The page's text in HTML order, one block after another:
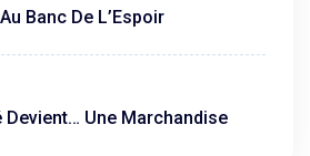
Banc De L’Espoir
Devient… Une Marchandise